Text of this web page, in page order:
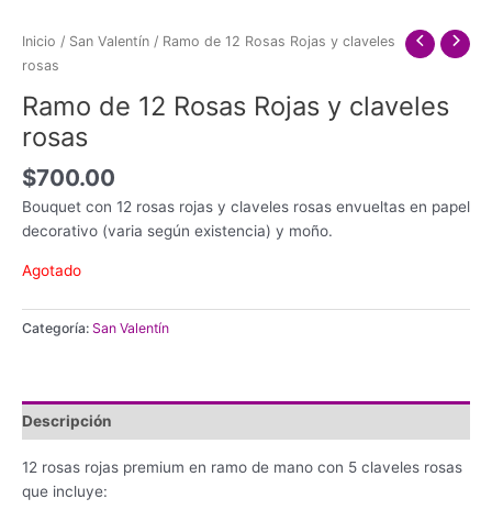
Inicio / San Valentín / Ramo de 12 Rosas Rojas y claveles
rosas
Ramo de 12 Rosas Rojas y claveles
rosas
$700.00
Bouquet con 12 rosas rojas y claveles rosas envueltas en papel
decorativo (varia según existencia) y moño.
Agotado
Categoría: San Valentín
Descripción
12 rosas rojas premium en ramo de mano con 5 claveles rosas
que incluye: